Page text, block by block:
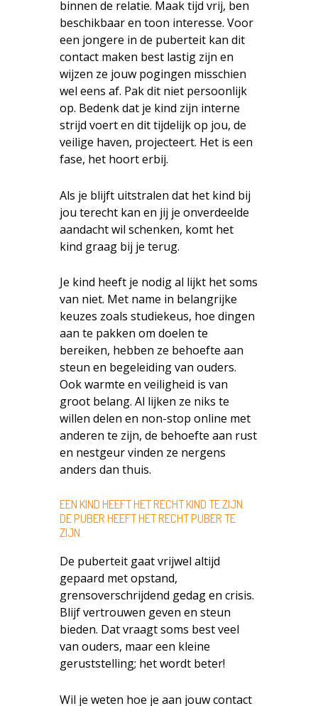
binnen de relatie. Maak tijd vrij, ben
beschikbaar en toon interesse. Voor
een jongere in de puberteit kan dit
contact maken best lastig zijn en
wijzen ze jouw pogingen misschien
wel eens af. Pak dit niet persoonlijk
op. Bedenk dat je kind zijn interne
strijd voert en dit tijdelijk op jou, de
veilige haven, projecteert. Het is een
fase, het hoort erbij.
Als je blijft uitstralen dat het kind bij
jou terecht kan en jij je onverdeelde
aandacht wil schenken, komt het
kind graag bij je terug.
Je kind heeft je nodig al lijkt het soms
van niet. Met name in belangrijke
keuzes zoals studiekeus, hoe dingen
aan te pakken om doelen te
bereiken, hebben ze behoefte aan
steun en begeleiding van ouders.
Ook warmte en veiligheid is van
groot belang. Al lijken ze niks te
willen delen en non-stop online met
anderen te zijn, de behoefte aan rust
en nestgeur vinden ze nergens
anders dan thuis.
EEN KIND HEEFT HET RECHT KIND TE ZIJN.
DE PUBER HEEFT HET RECHT PUBER TE
ZIJN.
De puberteit gaat vrijwel altijd
gepaard met opstand,
grensoverschrijdend gedag en crisis.
Blijf vertrouwen geven en steun
bieden. Dat vraagt soms best veel
van ouders, maar een kleine
geruststelling; het wordt beter!
Wil je weten hoe je aan jouw contact